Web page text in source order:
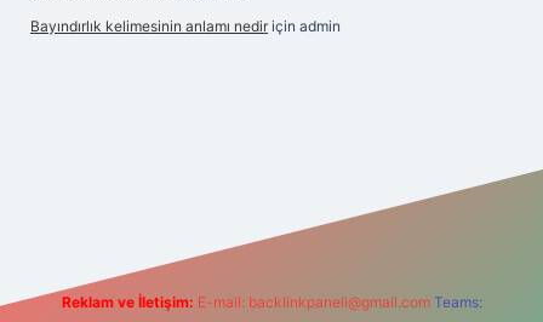
Bayındırlık kelimesinin anlamı nedir için admin
Reklam ve İletişim: E-mail: backlinkpaneli@gmail.com Teams: